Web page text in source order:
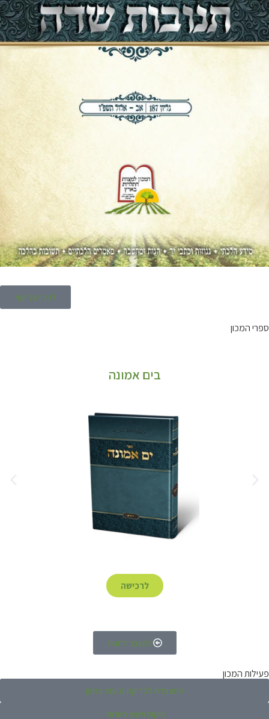
לכל הגליונות
ספרי המכון
בים אמונה
לרכישה
למעבר לחנות
פעילות המכון
המעבדה לבדיקת נגיעות במזון
פיקוח וייעוץ כשרותי